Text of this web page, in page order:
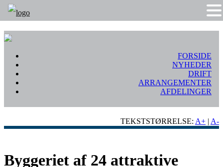
FORSIDE
NYHEDER
DRIFT
ARRANGEMENTER
AFDELINGER
TEKSTSTØRRELSE: A+ | A-
Byggeriet af 24 attraktive